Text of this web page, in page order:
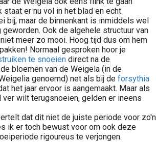
staat er nu vol in het blad en echt
bij, maar de binnenkant is inmiddels wel
Ook de algehele structuur van
meer zo mooi. Hoog tijd dus om hem
Normaal gesproken hoor je
te snoeien direct na de
bloemen van de Weigela (in de
genoemd) net als bij de forsythia
het jaar ervoor is aangemaakt. Maar als
wilt terugsnoeien, gelden er ineens
dat dit niet de juiste periode voor zo'n
ik er toch bewust voor om ook deze
rigoureus te verjongen.